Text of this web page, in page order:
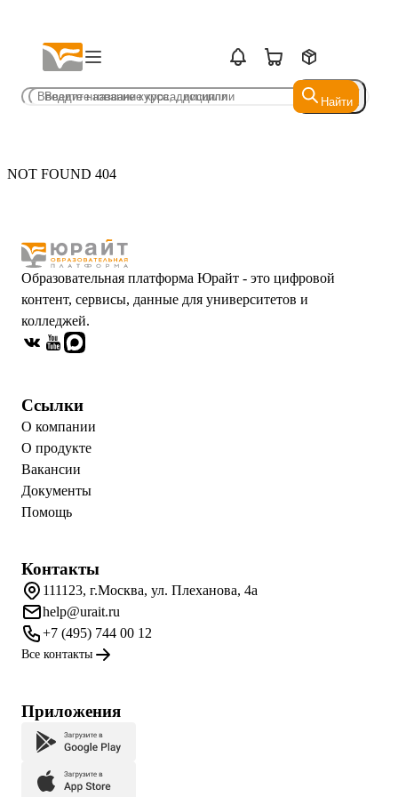
Найти
Найти
NOT FOUND 404
Образовательная платформа Юрайт - это цифровой
контент, сервисы, данные для университетов и
колледжей.
Ссылки
О компании
О продукте
Вакансии
Документы
Помощь
Контакты
111123, г.Москва, ул. Плеханова, 4а
help@urait.ru
+7 (495) 744 00 12
Все контакты
Приложения